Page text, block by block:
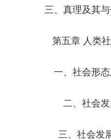
三、真理及其
第五章 人类
一、社会形
二、社会
三、社会发